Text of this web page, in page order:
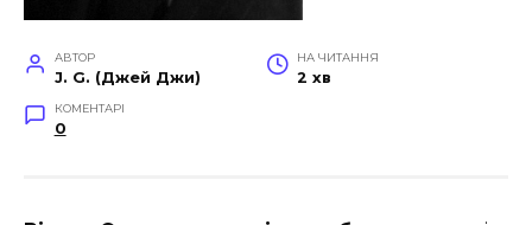
АВТОР
J. G. (Джей Джи)
НА ЧИТАННЯ
2 хв
КОМЕНТАРІ
0